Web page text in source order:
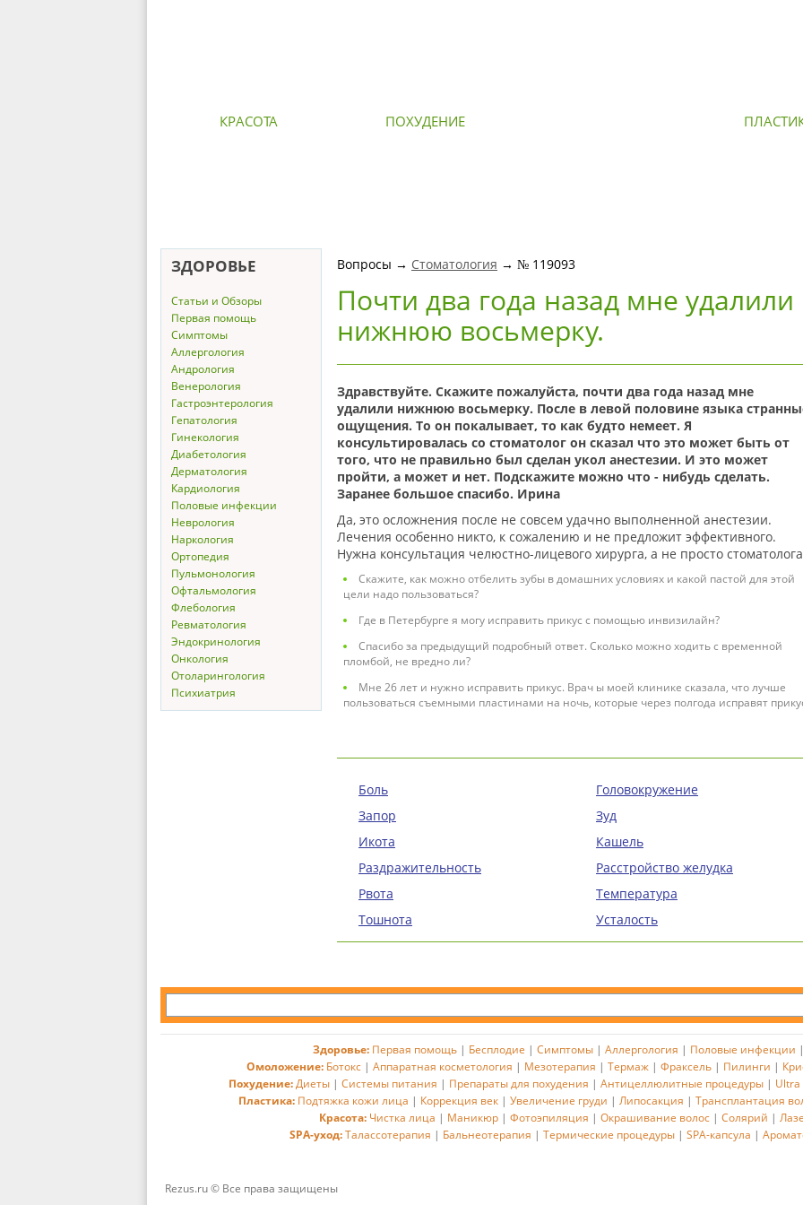
КРАСОТА ПОХУДЕНИЕ
ЗДОРОВЬЕ
Статьи и Обзоры
Первая помощь
Симптомы
Аллергология
Андрология
Венерология
Гастроэнтерология
Гепатология
Гинекология
Диабетология
Дерматология
Кардиология
Половые инфекции
Неврология
Наркология
Ортопедия
Пульмонология
Офтальмология
Флебология
Ревматология
Эндокринология
Онкология
Отоларингология
Психиатрия
Вопросы → Стоматология → № 119093
Почти два года назад мне удалили
нижнюю восьмерку.
Здравствуйте. Скажите пожалуйста, почти два года назад мне
удалили нижнюю восьмерку. После в левой половине языка
ощущения. То он покалывает, то как будто немеет. Я
консультировалась со стоматолог он сказал что это может быть от
того, что не правильно был сделан укол анестезии. И это может
пройти, а может и нет. Подскажите можно что - нибудь сделать.
Заранее большое спасибо. Ирина
Да, это осложнения после не совсем удачно выполненной анестезии.
Лечения особенно никто, к сожалению и не предложит эффективного.
Нужна консультация челюстно-лицевого хирурга, а не просто
Скажите, как можно отбелить зубы в домашних условиях и какой пастой для этой
цели надо пользоваться?
Где в Петербурге я могу исправить прикус с помощью инвизилайн?
Спасибо за предыдущий подробный ответ. Сколько можно ходить с временной
пломбой, не вредно ли?
Мне 26 лет и нужно исправить прикус. Врач ы моей клинике сказала, что лучше
пользоваться съемными пластинами на ночь, которые через полгода исправят
Боль
Головокружение
Запор
Зуд
Икота
Кашель
Раздражительность
Расстройство желудка
Рвота
Температура
Тошнота
Усталость
Здоровье: Первая помощь| Бесплодие | Симптомы| Аллергология | Половые инфекции |
Омоложение: Ботокс | Аппаратная косметология | Мезотерапия | Термаж | Фраксель | Пилинги |
Похудение: Диеты| Системы питания | Препараты для похудения | Антицеллюлитные процедуры| Ultra
Пластика: Подтяжка кожи лица | Коррекция век| Увеличение груди | Липосакция | Трансплантация
Красота: Чистка лица | Маникюр | Фотоэпиляция | Окрашивание волос | Солярий |
SPA-уход:Талассотерапия | Бальнеотерапия | Термические процедуры | SPA-капсула |
Rezus.ru © Все права защищены